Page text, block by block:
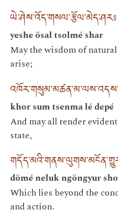
ཡེ་ཤེས་འོད་གསལ་རྩོལ་མེད་ཤར༔
yeshe ösal tsolmé shar
May the wisdom of
arise;
khor sum tsenma lé depé
And may all render
state,
dömé neluk ngöngyur
Which lies beyond the
and action.